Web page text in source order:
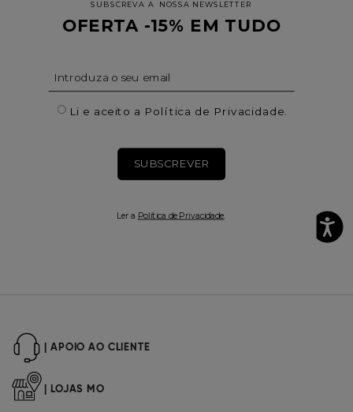
| APOIO AO CLIENTE
| LOJAS MO